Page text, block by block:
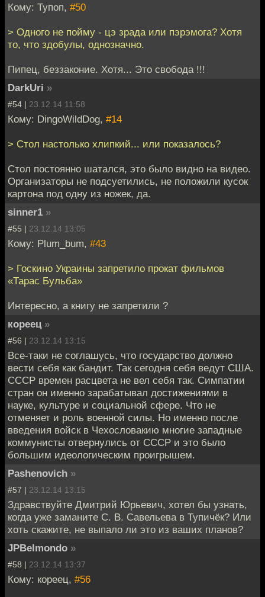
Кому: Тупоп, #50
> Одного не пойму - цэ зрада или пэрэмога? Хотя
то, что здобулы, однозначно.
Пипец, беззаконие. Хотя... Это свобода !!!
DarkUri »
#54 | 23.12.14 11:58
Кому: DingoWildDog, #14
> Стол настолько хлипкий... или показалось?
Стол постоянно шатался, это было видно на видео.
Организаторы не подсуетились, не положили кусок
картона под одну из ножек, да.
sinner1 »
#55 | 23.12.14 13:05
Кому: Plum_bum, #43
> Госкино Украины запретило прокат фильмов
«Тарас Бульба»
Интересно, а книгу не запретили ?
кореец »
#56 | 23.12.14 13:15
Все-таки не соглашусь, что государство должно
вести себя как бандит. Так сегодня себя ведут США.
СССР времен расцвета не вел себя так. Симпатии
стран он именно зарабатывал достижениями в
науке, культуре и социальной сфере. Что не
отменяет и роль военной силы. Но именно после
введения войск в Чехословакию многие западные
коммунисты отвернулись от СССР и это было
большим идеологическим проигрышем.
Pashenovich »
#57 | 23.12.14 13:15
Здравствуйте Дмитрий Юрьевич, хотел бы узнать,
когда уже заманите С. В. Савельева в Тупичёк? Или
хоть скажите, не выпало ли это из ваших планов?
JPBelmondo »
#58 | 23.12.14 13:37
Кому: кореец, #56